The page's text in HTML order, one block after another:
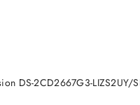
DS-2CD2667G3-LIZS2UY/